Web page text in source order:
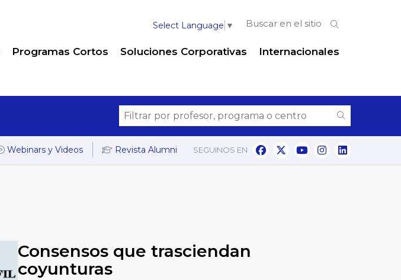
Select Language ▼
Programas Cortos Soluciones Corporativas Internacionales
Webinars y Videos Revista Alumni SEGUINOS EN
Consensos que trasciendan
coyunturas